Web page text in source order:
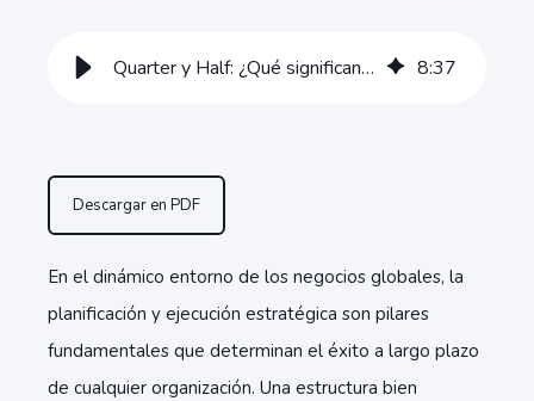
Quarter y Half: ¿Qué significan y cómo impulsan tu estrategia empresarial? 8:37
Descargar en PDF
En el dinámico entorno de los negocios globales, la
planificación y ejecución estratégica son pilares
fundamentales que determinan el éxito a largo plazo
de cualquier organización. Una estructura bien